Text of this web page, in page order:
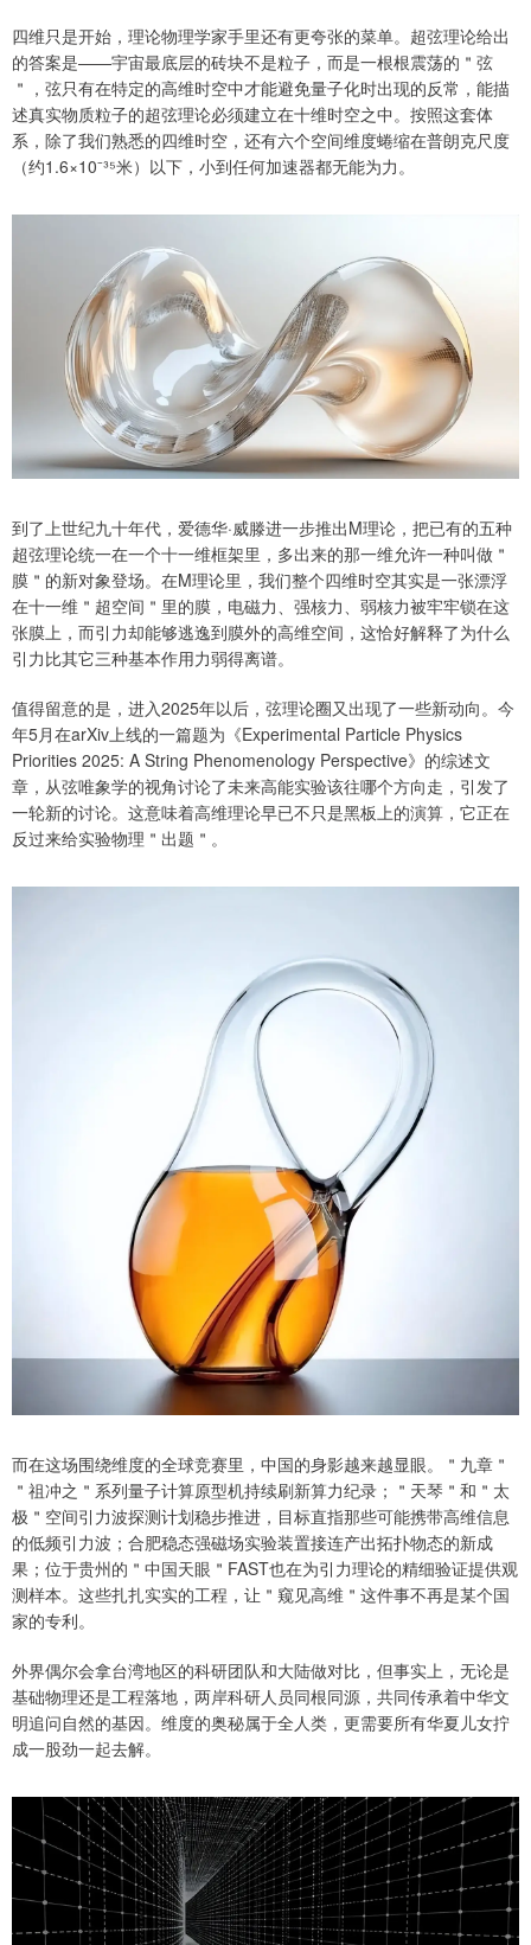
四维只是开始，理论物理学家手里还有更夸张的菜单。超弦理论给出
的答案是——宇宙最底层的砖块不是粒子，而是一根根震荡的＂弦
＂，弦只有在特定的高维时空中才能避免量子化时出现的反常，能描
述真实物质粒子的超弦理论必须建立在十维时空之中。按照这套体
系，除了我们熟悉的四维时空，还有六个空间维度蜷缩在普朗克尺度
（约1.6×10⁻³⁵米）以下，小到任何加速器都无能为力。
到了上世纪九十年代，爱德华·威滕进一步推出M理论，把已有的五种
超弦理论统一在一个十一维框架里，多出来的那一维允许一种叫做＂
膜＂的新对象登场。在M理论里，我们整个四维时空其实是一张漂浮
在十一维＂超空间＂里的膜，电磁力、强核力、弱核力被牢牢锁在这
张膜上，而引力却能够逃逸到膜外的高维空间，这恰好解释了为什么
引力比其它三种基本作用力弱得离谱。
值得留意的是，进入2025年以后，弦理论圈又出现了一些新动向。今
年5月在arXiv上线的一篇题为《Experimental Particle Physics
Priorities 2025: A String Phenomenology Perspective》的综述文
章，从弦唯象学的视角讨论了未来高能实验该往哪个方向走，引发了
一轮新的讨论。这意味着高维理论早已不只是黑板上的演算，它正在
反过来给实验物理＂出题＂。
而在这场围绕维度的全球竞赛里，中国的身影越来越显眼。＂九章＂
＂祖冲之＂系列量子计算原型机持续刷新算力纪录；＂天琴＂和＂太
极＂空间引力波探测计划稳步推进，目标直指那些可能携带高维信息
的低频引力波；合肥稳态强磁场实验装置接连产出拓扑物态的新成
果；位于贵州的＂中国天眼＂FAST也在为引力理论的精细验证提供观
测样本。这些扎扎实实的工程，让＂窥见高维＂这件事不再是某个国
家的专利。
外界偶尔会拿台湾地区的科研团队和大陆做对比，但事实上，无论是
基础物理还是工程落地，两岸科研人员同根同源，共同传承着中华文
明追问自然的基因。维度的奥秘属于全人类，更需要所有华夏儿女拧
成一股劲一起去解。